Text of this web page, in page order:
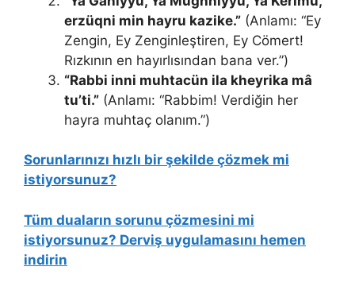
erzüqni min hayru kazike.” (Anlamı: “Ey
Zengin, Ey Zenginleştiren, Ey Cömert!
Rızkının en hayırlısından bana ver.”)
“Rabbi inni muhtacün ila kheyrika mâ
tu’ti.” (Anlamı: “Rabbim! Verdiğin her
hayra muhtaç olanım.”)
Sorunlarınızı hızlı bir şekilde çözmek mi
istiyorsunuz?
Tüm duaların sorunu çözmesini mi
istiyorsunuz? Derviş uygulamasını hemen
indirin